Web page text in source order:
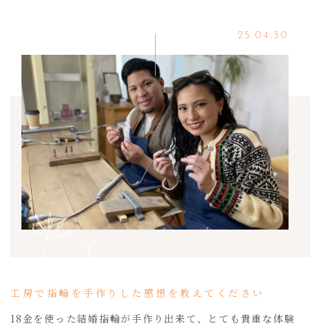
25.04.30
工房で指輪を手作りした感想を教えてください
18金を使った結婚指輪が手作り出来て、とても貴重な体験